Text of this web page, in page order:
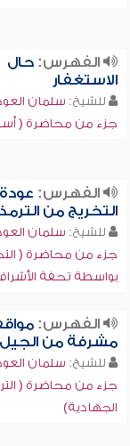
الفهرس:حال
الاستغفار
للشيخ: سلمان
جزء من محاضرة (
الفهرس:
التخريج من
للشيخ: سلمان
جزء من محاضرة (
بواسطة تحفة
الفهرس:
مشرفة من الجيل
للشيخ: سلمان
جزء من محاضرة (
الجهادية)